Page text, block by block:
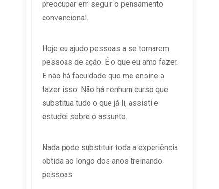
preocupar em seguir o pensamento
convencional.
Hoje eu ajudo pessoas a se tornarem
pessoas de ação. É o que eu amo fazer.
E não há faculdade que me ensine a
fazer isso. Não há nenhum curso que
substitua tudo o que já li, assisti e
estudei sobre o assunto.
Nada pode substituir toda a experiência
obtida ao longo dos anos treinando
pessoas.